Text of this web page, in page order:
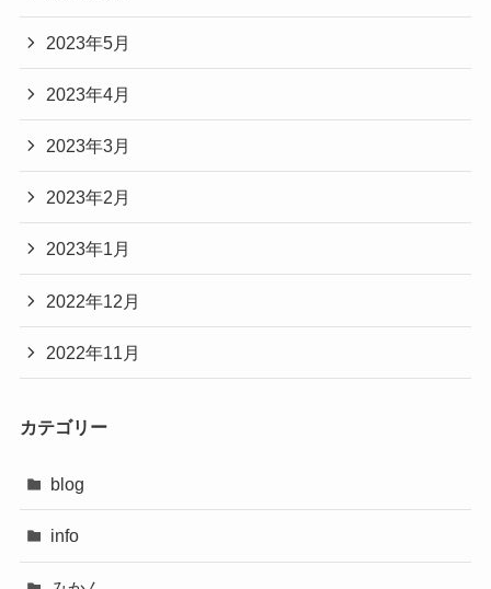
2023年5月
2023年4月
2023年3月
2023年2月
2023年1月
2022年12月
2022年11月
カテゴリー
blog
info